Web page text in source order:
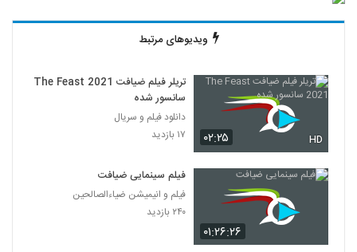
دانلود فیلم بیچاره ها
دانلود فیلم این زن ها ساخته عباس رزیجی
۳,۲۰۳ بازدید
دانلود فیلم ایرانی کلاغ پر
دانلود فیلم چراغی در مه به کارگردانی پناه بر خدا
ویدیوهای مرتبط
۰۲:۲۵ HD
تریلر فیلم ضیافت The Feast 2021
سانسور شده
دانلود فیلم و سریال
۱۷ بازدید
۰۱:۲۶:۲۶
فیلم سینمایی ضیافت
فیلم و انیمیشن ضیاءالصالحین
۲۴۰ بازدید